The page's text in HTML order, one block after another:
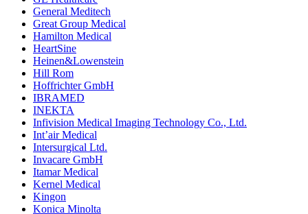
General Meditech
Great Group Medical
Hamilton Medical
HeartSine
Heinen&Lowenstein
Hill Rom
Hoffrichter GmbH
IBRAMED
INEKTA
Infivision Medical Imaging Technology Co., Ltd.
Int’air Medical
Intersurgical Ltd.
Invacare GmbH
Itamar Medical
Kernel Medical
Kingon
Konica Minolta